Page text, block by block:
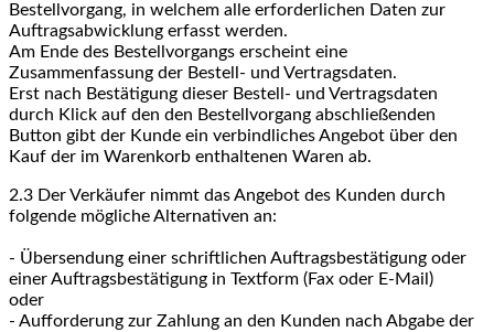
Bestellvorgang, in welchem alle erforderlichen Daten zur
Auftragsabwicklung erfasst werden.
Am Ende des Bestellvorgangs erscheint eine
Zusammenfassung der Bestell- und Vertragsdaten.
Erst nach Bestätigung dieser Bestell- und Vertragsdaten
durch Klick auf den den Bestellvorgang abschließenden
Button gibt der Kunde ein verbindliches Angebot über den
Kauf der im Warenkorb enthaltenen Waren ab.
2.3 Der Verkäufer nimmt das Angebot des Kunden durch
folgende mögliche Alternativen an:
- Übersendung einer schriftlichen Auftragsbestätigung oder
einer Auftragsbestätigung in Textform (Fax oder E-Mail)
oder
- Aufforderung zur Zahlung an den Kunden nach Abgabe der